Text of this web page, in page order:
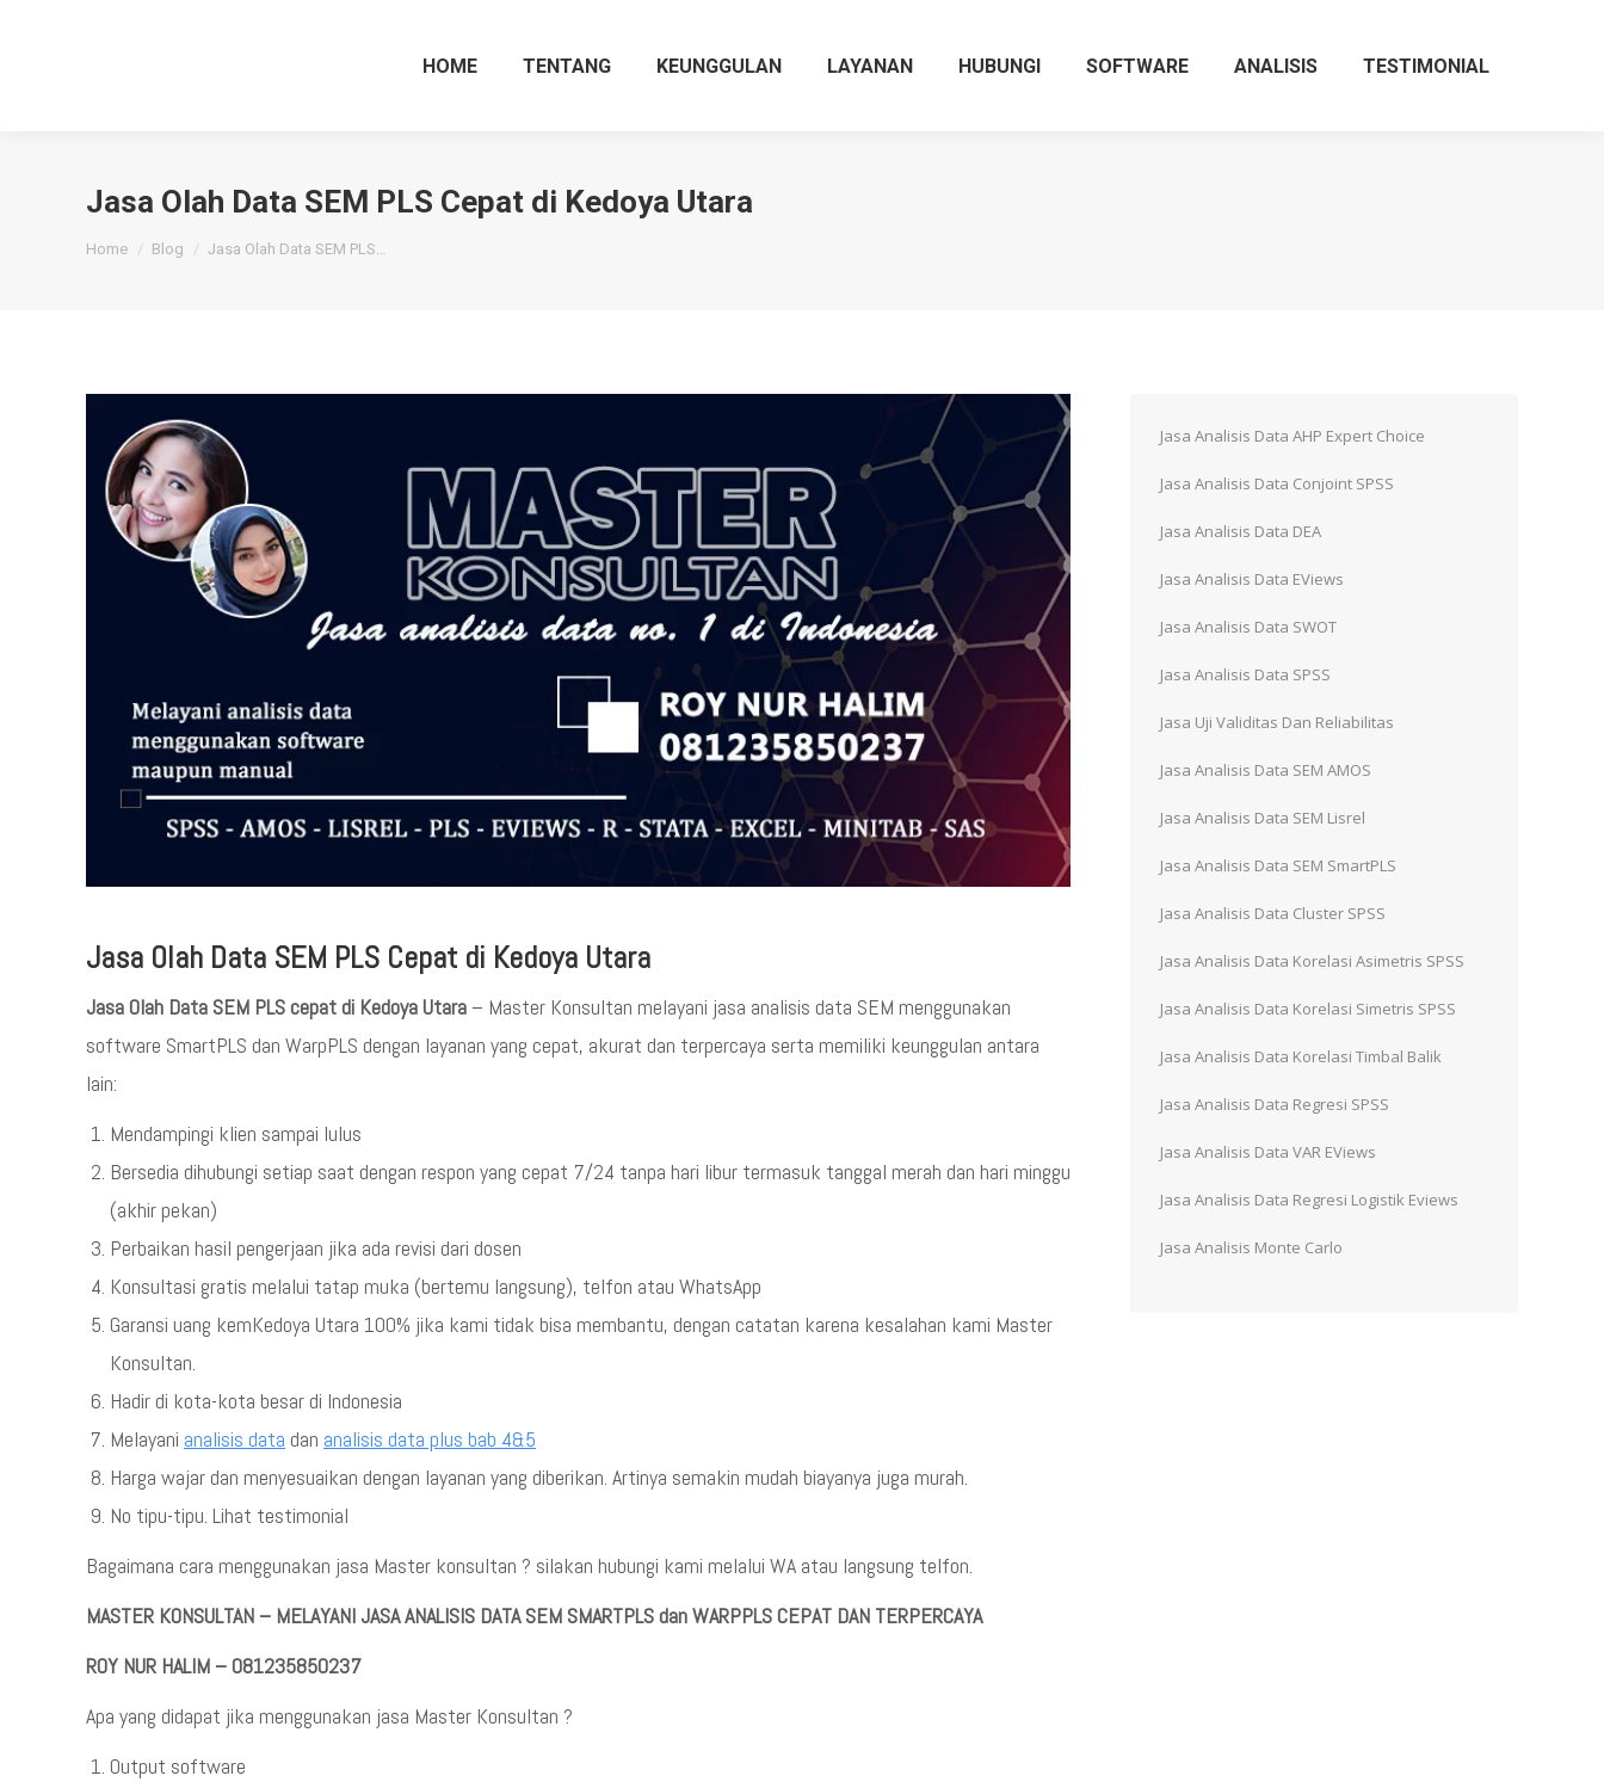
HOME TENTANG KEUNGGULAN LAYANAN HUBUNGI SOFTWARE ANALISIS TESTIMONIAL
Jasa Olah Data SEM PLS Cepat di Kedoya Utara
You are here:
Home Blog Jasa Olah Data SEM PLS…
Jasa Olah Data SEM PLS Cepat di Kedoya Utara
Jasa Olah Data SEM PLS cepat di Kedoya Utara – Master Konsultan melayani jasa analisis data SEM menggunakan
software SmartPLS dan WarpPLS dengan layanan yang cepat, akurat dan terpercaya serta memiliki keunggulan antara
lain:
Mendampingi klien sampai lulus
Bersedia dihubungi setiap saat dengan respon yang cepat 7/24 tanpa hari libur termasuk tanggal merah dan hari minggu
(akhir pekan)
Perbaikan hasil pengerjaan jika ada revisi dari dosen
Konsultasi gratis melalui tatap muka (bertemu langsung), telfon atau WhatsApp
Garansi uang kemKedoya Utara 100% jika kami tidak bisa membantu, dengan catatan karena kesalahan kami Master
Konsultan.
Hadir di kota-kota besar di Indonesia
Melayani analisis data dan analisis data plus bab 4&5
Harga wajar dan menyesuaikan dengan layanan yang diberikan. Artinya semakin mudah biayanya juga murah.
No tipu-tipu. Lihat testimonial
Bagaimana cara menggunakan jasa Master konsultan ? silakan hubungi kami melalui WA atau langsung telfon.
MASTER KONSULTAN – MELAYANI JASA ANALISIS DATA SEM SMARTPLS dan WARPPLS CEPAT DAN TERPERCAYA
ROY NUR HALIM – 081235850237
Apa yang didapat jika menggunakan jasa Master Konsultan ?
Output software
Jasa Analisis Data AHP Expert Choice
Jasa Analisis Data Conjoint SPSS
Jasa Analisis Data DEA
Jasa Analisis Data EViews
Jasa Analisis Data SWOT
Jasa Analisis Data SPSS
Jasa Uji Validitas Dan Reliabilitas
Jasa Analisis Data SEM AMOS
Jasa Analisis Data SEM Lisrel
Jasa Analisis Data SEM SmartPLS
Jasa Analisis Data Cluster SPSS
Jasa Analisis Data Korelasi Asimetris SPSS
Jasa Analisis Data Korelasi Simetris SPSS
Jasa Analisis Data Korelasi Timbal Balik
Jasa Analisis Data Regresi SPSS
Jasa Analisis Data VAR EViews
Jasa Analisis Data Regresi Logistik Eviews
Jasa Analisis Monte Carlo